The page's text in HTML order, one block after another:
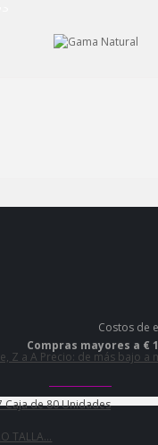
Z a A Precio: de más bajo a
TALLA...
Costos de
Compras mayores a €